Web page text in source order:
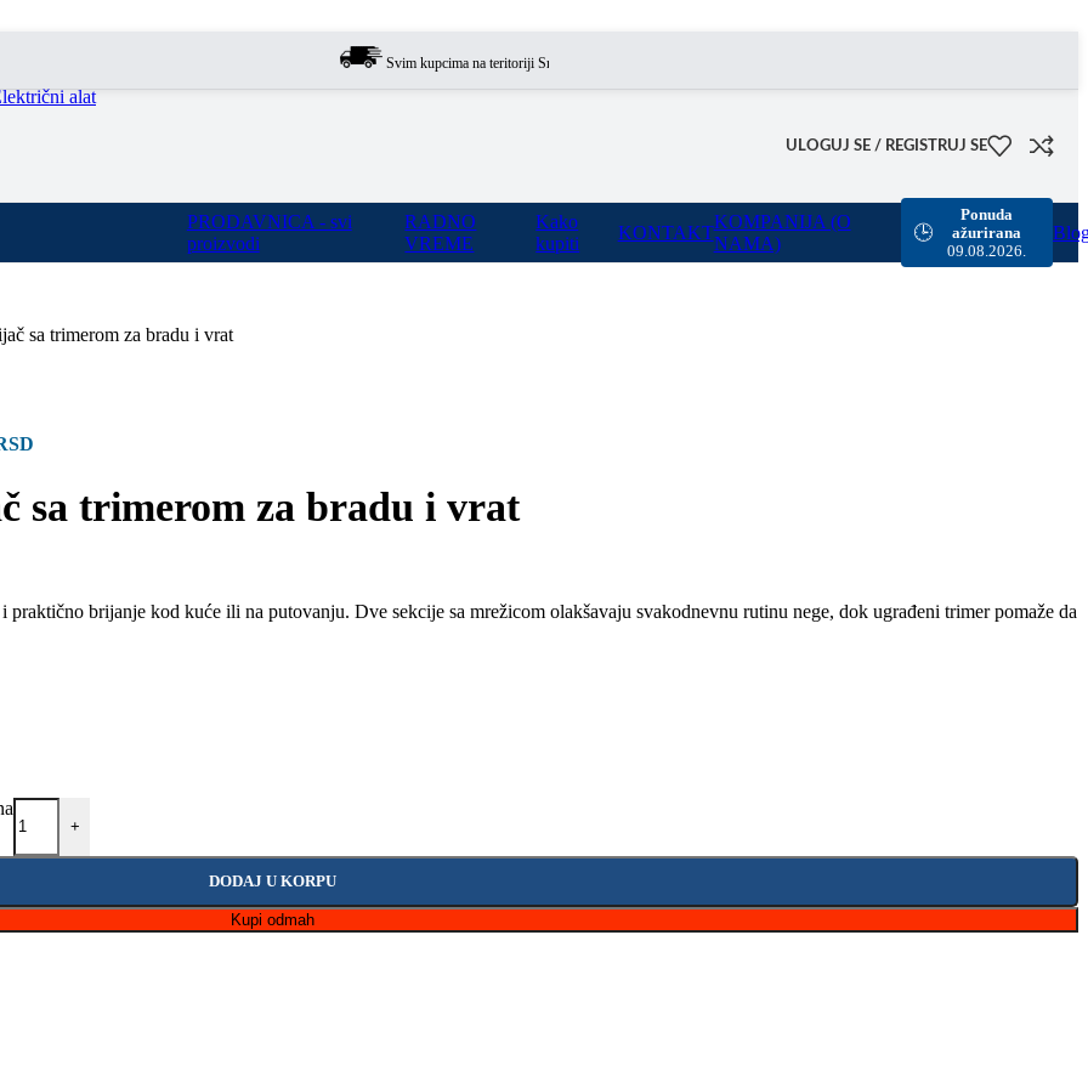
Svim kupcima na teritoriji Srbije omogućili smo besplatnu dostavu za sve porudžbine sa našeg sajta u vrednosti preko 8000 rsd.
ULOGUJ SE / REGISTRUJ SE
alat
PRODAVNICA - svi
proizvodi
RADNO
VREME
Kako
kupiti
KONTAKT
KOMPANIJA (O
NAMA)
🕒
Ponuda
ažurirana
09.08.2026.
sa trimerom za bradu i vrat
sa trimerom za bradu i vrat
brijanje kod kuće ili na putovanju. Dve sekcije sa mrežicom olakšavaju svakodnevnu rutinu nege, dok ugrađeni trimer pomaže da
+
DODAJ U KORPU
Kupi odmah